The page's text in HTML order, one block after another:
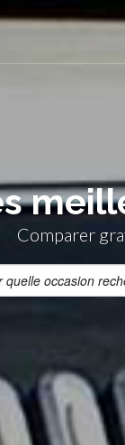
Comparer